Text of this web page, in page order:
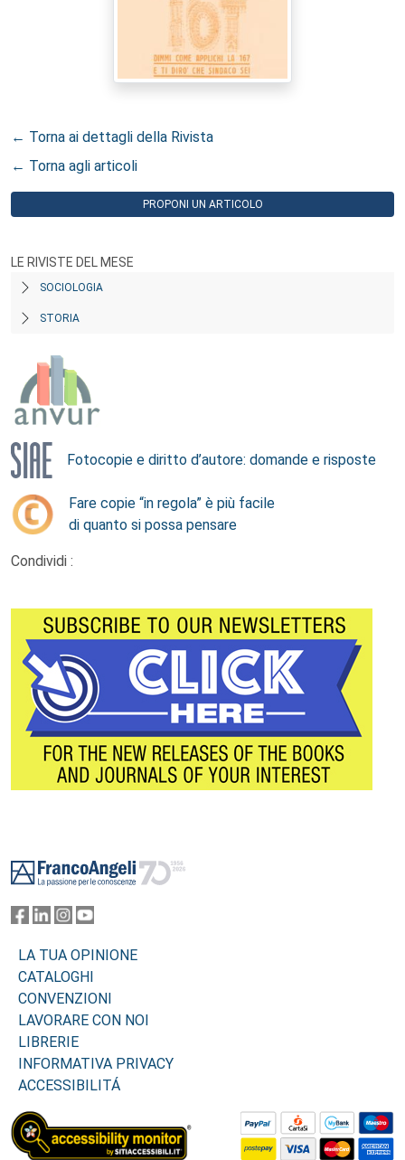
← Torna ai dettagli della Rivista
← Torna agli articoli
PROPONI UN ARTICOLO
LE RIVISTE DEL MESE
SOCIOLOGIA
STORIA
Fotocopie e diritto d’autore: domande e risposte
Fare copie “in regola” è più facile
di quanto si possa pensare
Condividi :
LA TUA OPINIONE
CATALOGHI
CONVENZIONI
LAVORARE CON NOI
LIBRERIE
INFORMATIVA PRIVACY
ACCESSIBILITÁ